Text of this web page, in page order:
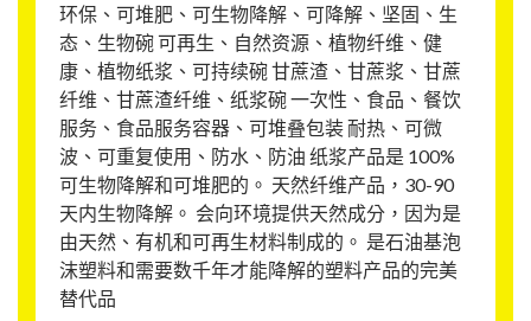
环保、可堆肥、可生物降解、可降解、坚固、生
态、生物碗 可再生、自然资源、植物纤维、健
康、植物纸浆、可持续碗 甘蔗渣、甘蔗浆、甘蔗
纤维、甘蔗渣纤维、纸浆碗 一次性、食品、餐饮
服务、食品服务容器、可堆叠包装 耐热、可微
波、可重复使用、防水、防油 纸浆产品是 100%
可生物降解和可堆肥的。 天然纤维产品，30-90
天内生物降解。 会向环境提供天然成分，因为是
由天然、有机和可再生材料制成的。 是石油基泡
沫塑料和需要数千年才能降解的塑料产品的完美
替代品